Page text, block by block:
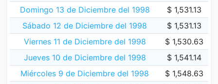
Domingo 13 de Diciembre del 1998
$ 1,531.13
Sábado 12 de Diciembre del 1998
$ 1,531.13
Viernes 11 de Diciembre del 1998
$ 1,530.63
Jueves 10 de Diciembre del 1998
$ 1,541.14
Miércoles 9 de Diciembre del 1998
$ 1,548.63